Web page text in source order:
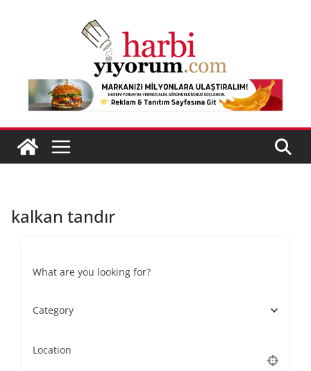
kalkan tandır
What are you looking for?
Category
Location